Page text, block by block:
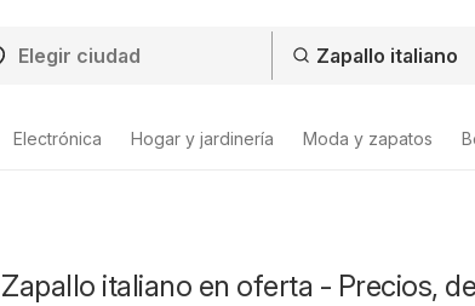
Electrónica Hogar y jardinería Moda y zapatos
Zapallo italiano en oferta - Precios,